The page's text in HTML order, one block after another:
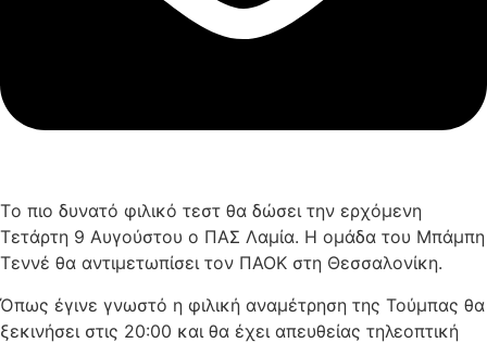
Τo πιο δυνατό φιλικό τεστ θα δώσει την ερχόμενη
Τετάρτη 9 Αυγούστου ο ΠΑΣ Λαμία. Η ομάδα του Μπάμπη
Τεννέ θα αντιμετωπίσει τον ΠΑΟΚ στη Θεσσαλονίκη.
Όπως έγινε γνωστό η φιλική αναμέτρηση της Τούμπας θα
ξεκινήσει στις 20:00 και θα έχει απευθείας τηλεοπτική